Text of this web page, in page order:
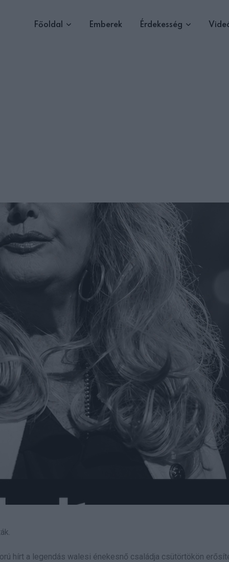
Főoldal Emberek Érdekesség
hírt a legendás walesi énekesnő családja csütörtökön